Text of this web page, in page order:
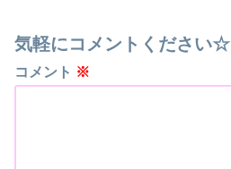
気軽にコメントください☆
コメント ※